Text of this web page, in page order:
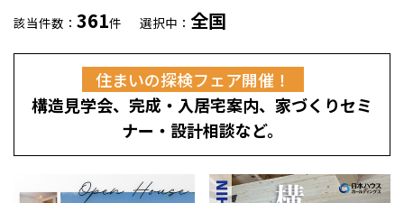
高耐久住宅
高断熱・高気密の家
エネルギー自給自足
檜と日本人
1000年を超えて生きる檜
知られざる檜の効果・作用
グレートステージ
リフォーム トップ
該当件数： 361件 選択中： 全国
住まいの探検フェア開催！
構造見学会、完成・入居宅案内、家づくりセミ
ナー・設計相談など。